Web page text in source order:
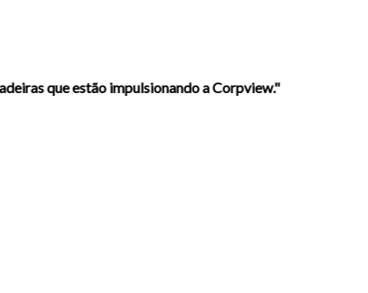
que estão impulsionando a Corpview."